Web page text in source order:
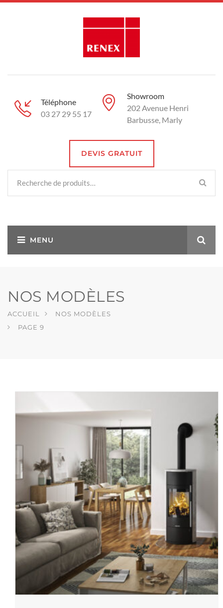
Téléphone
03 27 29 55 17
Showroom
202 Avenue Henri
Barbusse, Marly
DEVIS GRATUIT
NOS MODÈLES
ACCUEIL
NOS MODÈLES
PAGE 9